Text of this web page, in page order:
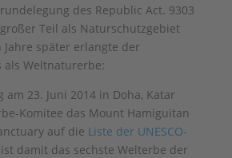
des Republic Act. 9303
Teil als Naturschutzgebiet
Jahre später erlangte der
als Weltnaturerbe:
am 23. Juni 2014 in Doha, Katar
Komitee das Mount Hamiguitan
auf die Liste der UNESCO-
damit das sechste Welterbe der